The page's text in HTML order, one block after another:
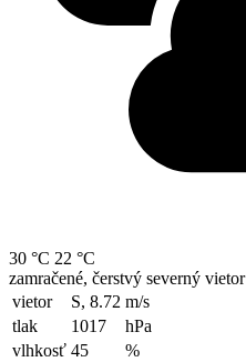
30 °C 22 °C
zamračené, čerstvý severný vietor
vietor
S, 8.72 m/s
tlak
1017
hPa
vlhkosť 45
%